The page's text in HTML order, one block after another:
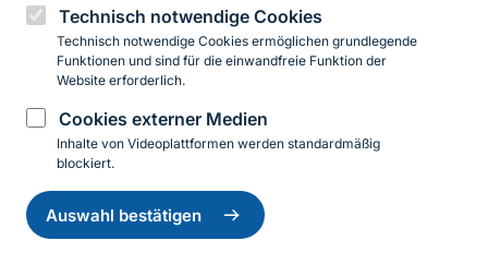
Technisch notwendige Cookies
Technisch notwendige Cookies ermöglichen grundlegende
Funktionen und sind für die einwandfreie Funktion der
Website erforderlich.
Cookies externer Medien
Inhalte von Videoplattformen werden standardmäßig
blockiert.
Auswahl bestätigen
Einwilligung
zurückziehen
München.
Sprungmarke
Autor*in
Kontaktinformationen für weitere Auskünfte
Für weitere Hinweise zur Art und Hilfestellungen für
die Bewirtschaftung der Lebensräume wenden Sie